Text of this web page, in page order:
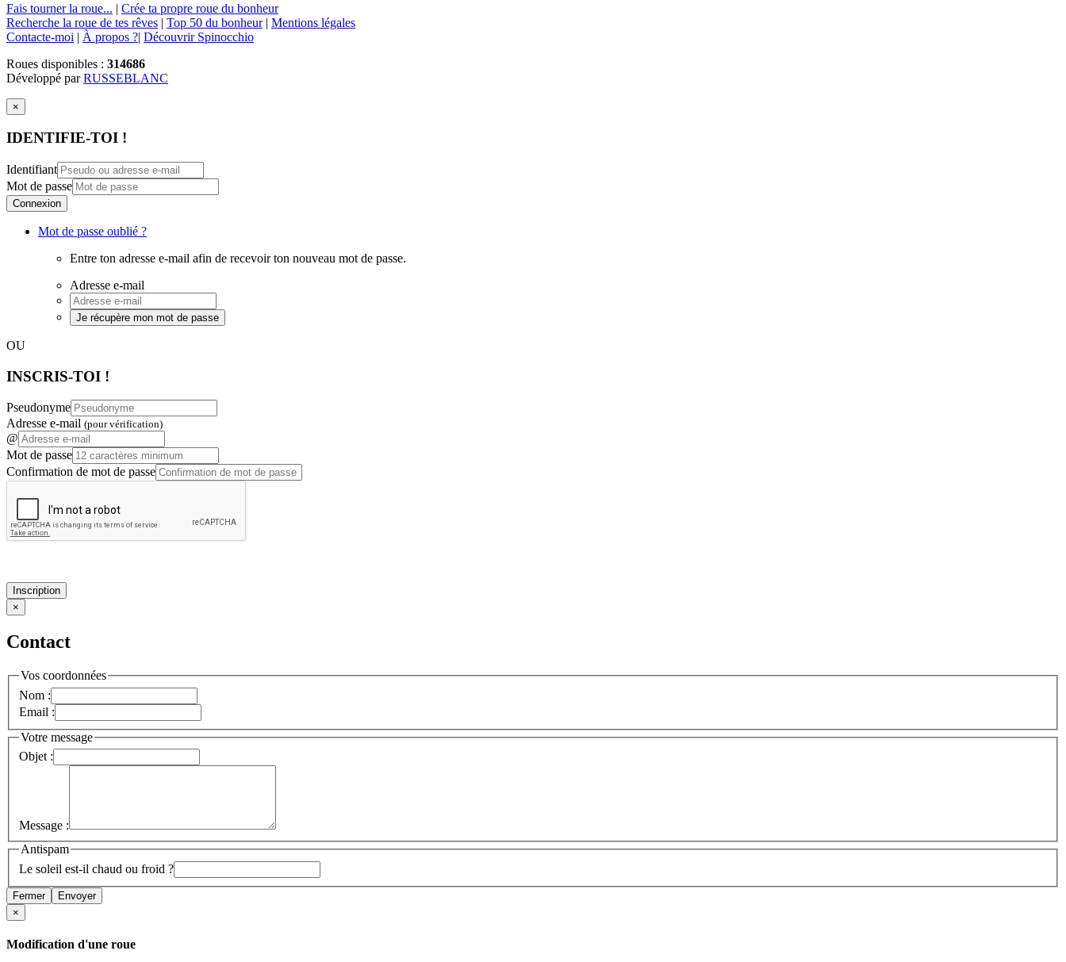
Fais tourner la roue... | Crée ta propre roue du bonheur
Recherche la roue de tes rêves | Top 50 du bonheur| Mentions légales
Contacte-moi | À propos ?| Découvrir Spinocchio
Roues disponibles : 314686
Développé parRUSSEBLANC
×
IDENTIFIE-TOI !
Identifiant
Mot de passe
Connexion
Mot de passe oublié ?
Entre ton adresse e-mail afin de recevoir ton nouveau mot de passe.
Adresse e-mail
Je récupère mon mot de passe
OU
INSCRIS-TOI !
Pseudonyme
Adresse e-mail (pour vérification)
@
Mot de passe
Confirmation de mot de passe
Inscription
×
Contact
Vos coordonnées
Nom :
Email :
Votre message
Objet :
Message :
Antispam
Le soleil est-il chaud ou froid ?
Fermer
Envoyer
×
Modification d'une roue